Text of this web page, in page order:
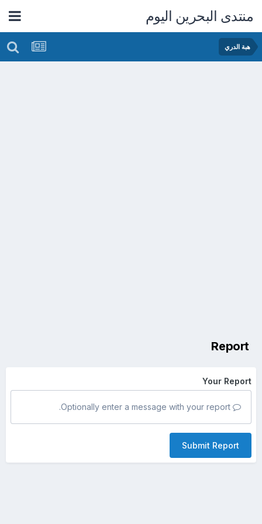
منتدى البحرين اليوم
هبة الدري
Report
Your Report
Submit Report